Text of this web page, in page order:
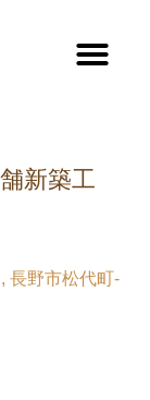
新築工
, 長野市松代町-